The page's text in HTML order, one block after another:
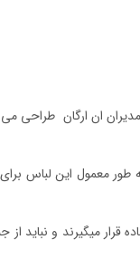
ان ارگان
میگیرند و نباید